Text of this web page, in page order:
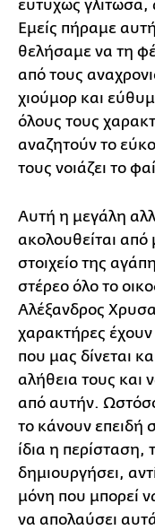
ευτυχώς γλίτωσα,
Εμείς πήραμε
θελήσαμε να τη
από τους
χιούμορ και
όλους τους
αναζητούν το
τους νοιάζει το
Αυτή η μεγάλη
ακολουθείται από
στοιχείο της
στέρεο όλο το
Αλέξανδρος
χαρακτήρες έχουν
που μας δίνεται
αλήθεια τους και
από αυτήν.
το κάνουν επειδή
ίδια η περίσταση,
δημιουργήσει,
μόνη που μπορεί
να απολαύσει